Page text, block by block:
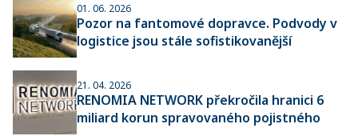
01. 06. 2026
Pozor na fantomové dopravce. Podvody v
logistice jsou stále sofistikovanější
21. 04. 2026
RENOMIA NETWORK překročila hranici 6
miliard korun spravovaného pojistného